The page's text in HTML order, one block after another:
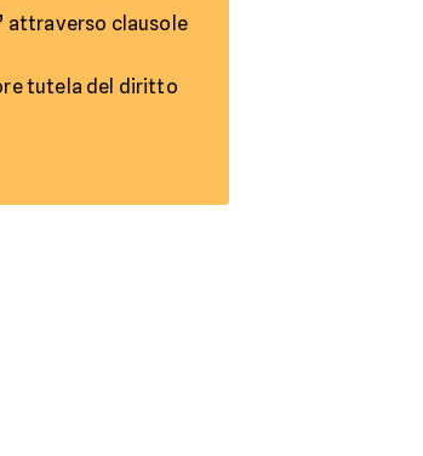
attraverso clausole
tutela del diritto